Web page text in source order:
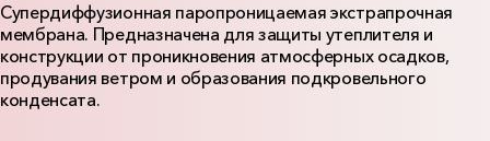
Супердиффузионная паропроницаемая экстрапрочная
мембрана. Предназначена для защиты утеплителя и
конструкции от проникновения атмосферных осадков,
продувания ветром и образования подкровельного
конденсата.